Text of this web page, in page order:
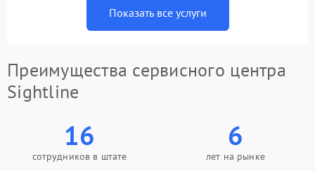
Показать все услуги
Преимущества сервисного центра
Sightline
16
сотрудников в штате
6
лет на рынке